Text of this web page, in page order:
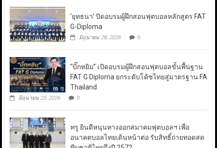
‘ยุทธนา’ ปิดอบรมผู้ฝึกสอนฟุตบอลหลักสูตร FAT
G-Diploma
มิถุนายน 28, 2026 0
“บิ๊กหยิม” เปิดอบรมผู้ฝึกสอนฟุตบอลขั้นพื้นฐาน
FAT G Diploma ยกระดับโค้ชไทยสู่มาตรฐาน FA
Thailand
มิถุนายน 25, 2026 0
ทรู ยินดีหนุนทางออกสมาคมฟุตบอลฯ เพื่อ
อนาคตบอลไทยเดินหน้าต่อ รับสิทธิ์ถ่ายทอดสด